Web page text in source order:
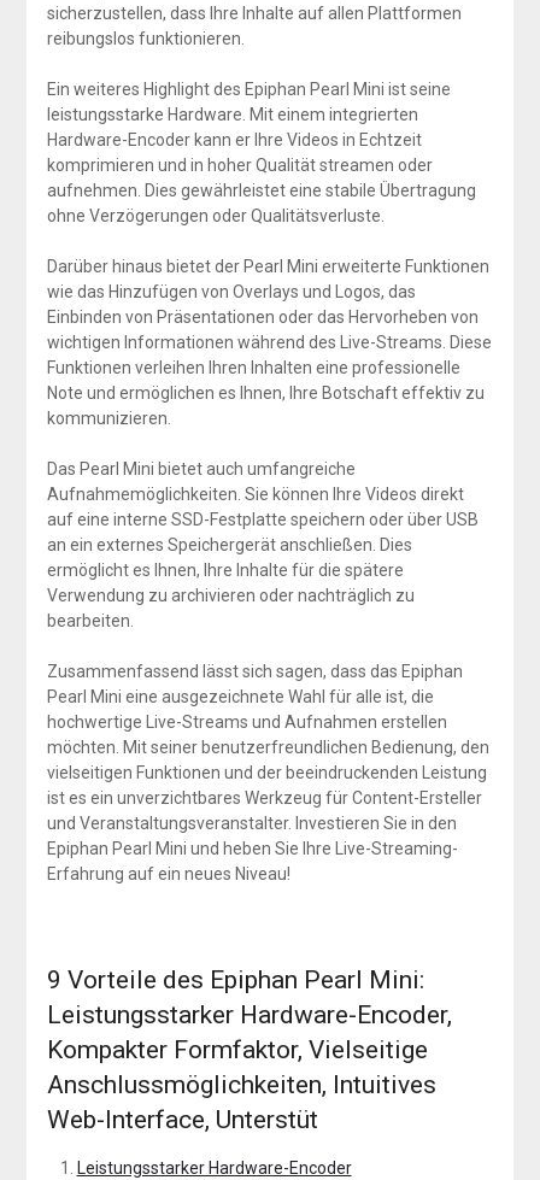
sicherzustellen, dass Ihre Inhalte auf allen Plattformen
reibungslos funktionieren.
Ein weiteres Highlight des Epiphan Pearl Mini ist seine
leistungsstarke Hardware. Mit einem integrierten
Hardware-Encoder kann er Ihre Videos in Echtzeit
komprimieren und in hoher Qualität streamen oder
aufnehmen. Dies gewährleistet eine stabile Übertragung
ohne Verzögerungen oder Qualitätsverluste.
Darüber hinaus bietet der Pearl Mini erweiterte Funktionen
wie das Hinzufügen von Overlays und Logos, das
Einbinden von Präsentationen oder das Hervorheben von
wichtigen Informationen während des Live-Streams. Diese
Funktionen verleihen Ihren Inhalten eine professionelle
Note und ermöglichen es Ihnen, Ihre Botschaft effektiv zu
kommunizieren.
Das Pearl Mini bietet auch umfangreiche
Aufnahmemöglichkeiten. Sie können Ihre Videos direkt
auf eine interne SSD-Festplatte speichern oder über USB
an ein externes Speichergerät anschließen. Dies
ermöglicht es Ihnen, Ihre Inhalte für die spätere
Verwendung zu archivieren oder nachträglich zu
bearbeiten.
Zusammenfassend lässt sich sagen, dass das Epiphan
Pearl Mini eine ausgezeichnete Wahl für alle ist, die
hochwertige Live-Streams und Aufnahmen erstellen
möchten. Mit seiner benutzerfreundlichen Bedienung, den
vielseitigen Funktionen und der beeindruckenden Leistung
ist es ein unverzichtbares Werkzeug für Content-Ersteller
und Veranstaltungsveranstalter. Investieren Sie in den
Epiphan Pearl Mini und heben Sie Ihre Live-Streaming-
Erfahrung auf ein neues Niveau!
9 Vorteile des Epiphan Pearl Mini:
Leistungsstarker Hardware-Encoder,
Kompakter Formfaktor, Vielseitige
Anschlussmöglichkeiten, Intuitives
Web-Interface, Unterstüt
Leistungsstarker Hardware-Encoder